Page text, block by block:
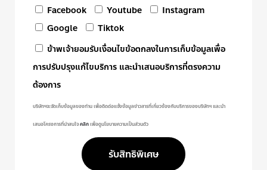
Facebook
Youtube
Instagram
Google
Tiktok
ข้าพเจ้ายอมรับเงื่อนไขข้อตกลงในการเก็บข้อมูลเพื่อ
การปรับปรุงแก้ไขบริการ และนำเสนอบริการที่ตรงความ
ต้องการ
บริษัทฯจะจัดเก็บข้อมูลของท่าน เพื่อติดต่อแจ้งข้อมูลข่าวสารที่เกี่ยวข้องกับบริการของบริษัทฯ และนำ
เสนอโครงการที่น่าสนใจคลิกเพื่อดูนโยบายความเป็นส่วนตัว
รับสิทธิพิเศษ